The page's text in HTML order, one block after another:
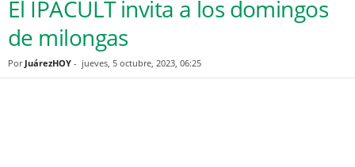
El IPACULT invita a los domingos
de milongas
Por JuárezHOY - jueves, 5 octubre, 2023, 06:25